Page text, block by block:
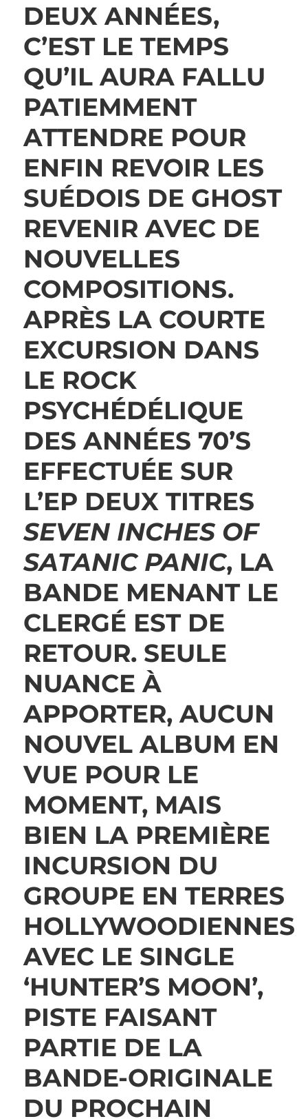
DEUX ANNÉES,
C’EST LE TEMPS
QU’IL AURA FALLU
PATIEMMENT
ATTENDRE POUR
ENFIN REVOIR LES
SUÉDOIS DE GHOST
REVENIR AVEC DE
NOUVELLES
COMPOSITIONS.
APRÈS LA COURTE
EXCURSION DANS
LE ROCK
PSYCHÉDÉLIQUE
DES ANNÉES 70’S
EFFECTUÉE SUR
L’EP DEUX TITRES
SEVEN INCHES OF
SATANIC PANIC, LA
BANDE MENANT LE
CLERGÉ EST DE
RETOUR. SEULE
NUANCE À
APPORTER, AUCUN
NOUVEL ALBUM EN
VUE POUR LE
MOMENT, MAIS
BIEN LA PREMIÈRE
INCURSION DU
GROUPE EN TERRES
HOLLYWOODIENNES
AVEC LE SINGLE
‘HUNTER’S MOON’,
PISTE FAISANT
PARTIE DE LA
BANDE-ORIGINALE
DU PROCHAIN